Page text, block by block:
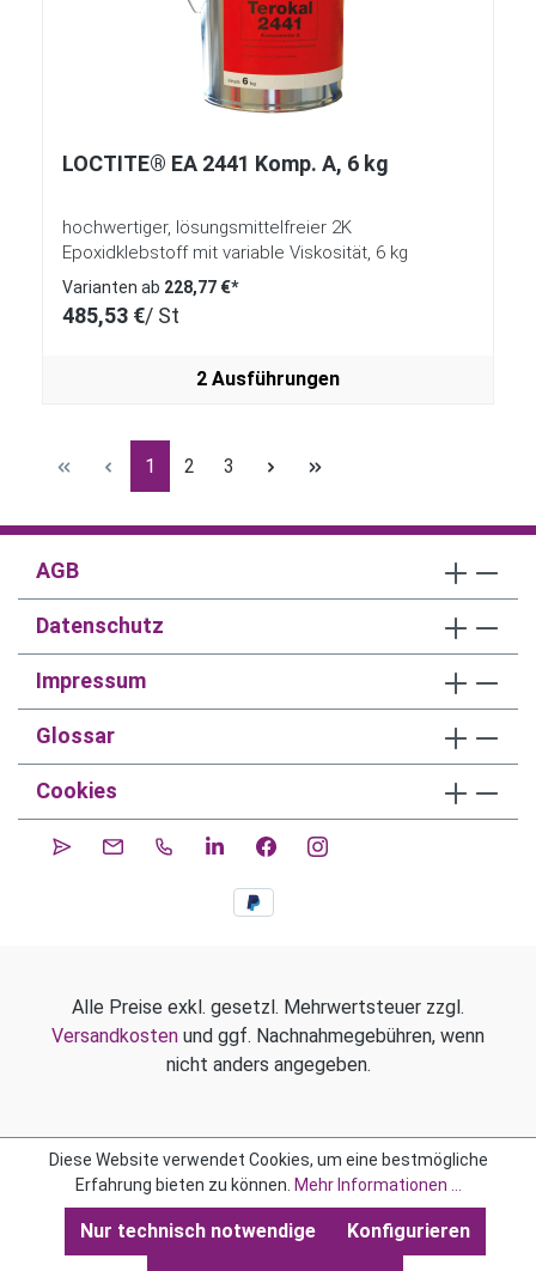
LOCTITE® EA 2441 Komp. A, 6 kg
hochwertiger, lösungsmittelfreier 2K
Epoxidklebstoff mit variable Viskosität, 6 kg
Varianten ab 228,77 €*
485,53 €/ St
2 Ausführungen
Seite
1 Seite
2 Seite
3
AGB
Datenschutz
Impressum
Glossar
Cookies
Alle Preise exkl. gesetzl. Mehrwertsteuer zzgl.
Versandkosten und ggf. Nachnahmegebühren, wenn
nicht anders angegeben.
Diese Website verwendet Cookies, um eine bestmögliche
Erfahrung bieten zu können. Mehr Informationen ...
Nur technisch notwendige Konfigurieren